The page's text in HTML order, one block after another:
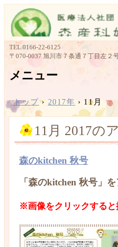
TEL.0166-22-6125
〒070-0037 旭川市７条通７丁目左２
メニュー
ン
テ
ン
へ
トップ › 2017年 › 11月
11月 2017の
森のkitchen 秋号
「森のkitchen 秋号」
※画像をクリックすると